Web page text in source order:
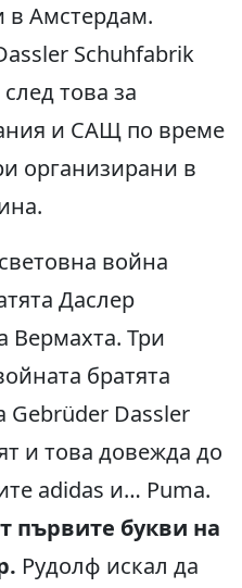
в Амстердам.
Schuhfabrik
това за
и САЩ по време
организирани в
война
Даслер
Вермахта. Три
братята
Gebrüder Dassler
и това довежда до
adidas и… Puma.
първите букви на
Рудолф искал да